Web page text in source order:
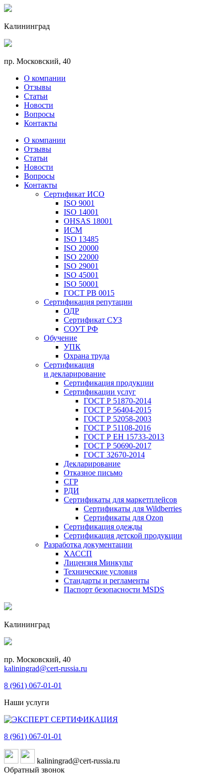
Калининград
пр. Московский, 40
О компании
Отзывы
Статьи
Новости
Вопросы
Контакты
О компании
Отзывы
Статьи
Новости
Вопросы
Контакты
Сертификат ИСО
ISO 9001
ISO 14001
OHSAS 18001
ИСМ
ISO 13485
ISO 20000
ISO 22000
ISO 29001
ISO 45001
ISO 50001
ГОСТ РВ 0015
Сертификация репутации
ОДР
Сертификат СУЗ
СОУТ РФ
Обучение
УПК
Охрана труда
Сертификация
и декларирование
Сертификация продукции
Сертификации услуг
ГОСТ Р 51870-2014
ГОСТ Р 56404-2015
ГОСТ Р 52058-2003
ГОСТ Р 51108-2016
ГОСТ Р ЕН 15733-2013
ГОСТ Р 50690-2017
ГОСТ 32670-2014
Декларирование
Отказное письмо
СГР
РДИ
Сертификаты для маркетплейсов
Сертификаты для Wildberries
Сертификаты для Ozon
Сертификация одежды
Сертификация детской продукции
Разработка документации
ХАССП
Лицензия Минкульт
Технические условия
Стандарты и регламенты
Паспорт безопасности MSDS
Калининград
пр. Московский, 40
kaliningrad@cert-russia.ru
8 (961) 067-01-01
Наши услуги
8 (961) 067-01-01
kaliningrad@cert-russia.ru
Обратный звонок